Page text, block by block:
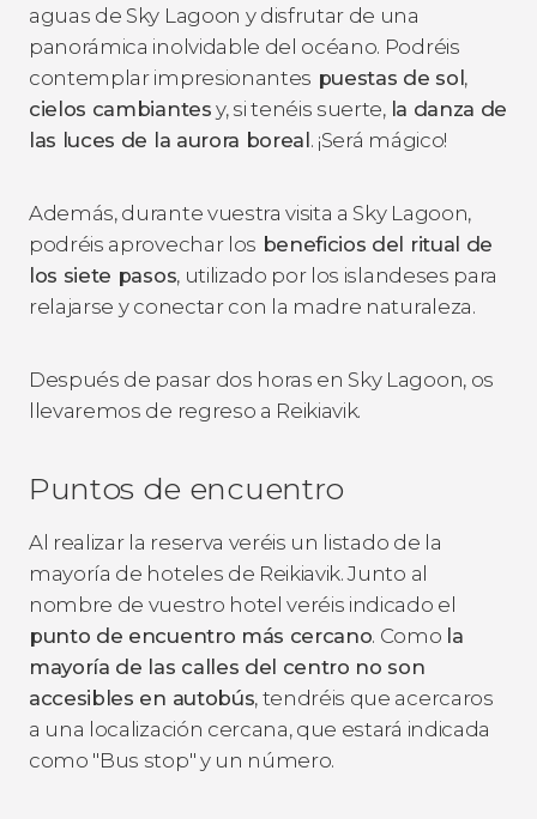
aguas de Sky Lagoon y disfrutar de una
panorámica inolvidable del océano. Podréis
contemplar impresionantes puestas de sol,
cielos cambiantes y, si tenéis suerte, la danza de
las luces de la aurora boreal. ¡Será mágico!
Además, durante vuestra visita a Sky Lagoon,
podréis aprovechar los beneficios del ritual de
los siete pasos, utilizado por los islandeses para
relajarse y conectar con la madre naturaleza.
Después de pasar dos horas en Sky Lagoon, os
llevaremos de regreso a Reikiavik.
Puntos de encuentro
Al realizar la reserva veréis un listado de la
mayoría de hoteles de Reikiavik. Junto al
nombre de vuestro hotel veréis indicado el
punto de encuentro más cercano. Como la
mayoría de las calles del centro no son
accesibles en autobús, tendréis que acercaros
a una localización cercana, que estará indicada
como "Bus stop" y un número.